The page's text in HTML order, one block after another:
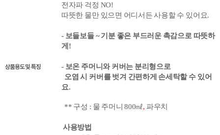
상품용도 및 특징
전자파 걱정 NO!
따뜻한 물만 있으면 어디서든 사용할 수 있어요.
- 보들보들 ~ 기분 좋은 부드러운 촉감으로 따뜻하
게!
- 보온 주머니와 커버는 분리형으로
오염 시 커버를 벗겨 간편하게 손세탁할 수 있어
요.
** 구성 : 물 주머니800㎖, 파우치
사용방법